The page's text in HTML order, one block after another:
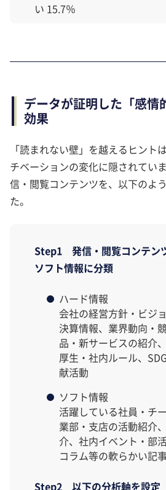
い 15.7％
データが証明した「感情
効果
「読まれない壁」を越えるヒン
チベーションの変化に隠されていま
信・閲覧コンテンツを、以下のよ
た。
Step1 発信・閲覧コンテン
ソフト情報に分類
ハード情報
会社の経営方針・ビジ
決算情報、業界動向・
品・新サービスの紹介
厚生・社内ルール、
献活動
ソフト情報
活躍している社員・チ
業部・支店の活動紹介
介、社内イベント・部
コラム等の軟らかい記
Step2 以下の分析軸を設定